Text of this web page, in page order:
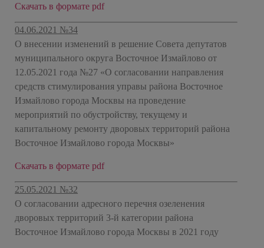
Скачать в формате pdf
04.06.2021 №34
О внесении изменений в решение Совета депутатов
муниципального округа Восточное Измайлово от
12.05.2021 года №27 «О согласовании направления
средств стимулирования управы района Восточное
Измайлово города Москвы на проведение
мероприятий по обустройству, текущему и
капитальному ремонту дворовых территорий района
Восточное Измайлово города Москвы»
Скачать в формате pdf
25.05.2021 №32
О согласовании адресного перечня озеленения
дворовых территорий 3-й категории района
Восточное Измайлово города Москвы в 2021 году